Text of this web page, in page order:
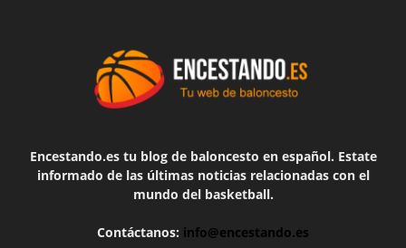
Encestando.es tu blog de baloncesto en español. Estate
informado de las últimas noticias relacionadas con el
mundo del basketball.
Contáctanos: info@encestando.es